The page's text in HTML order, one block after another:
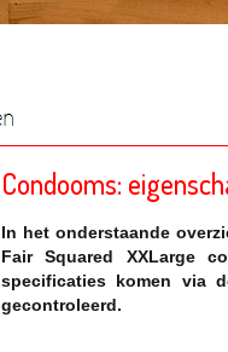
Condooms:
In het onderstaande
Fair Squared XXLarge
specificaties komen via
gecontroleerd.